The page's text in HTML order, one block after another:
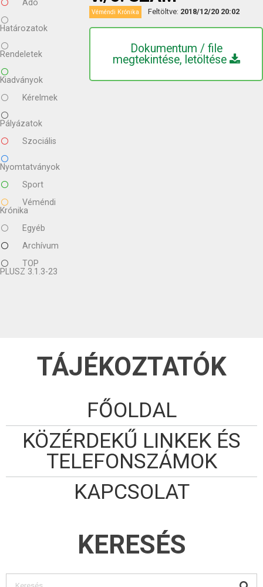
Adó
Határozatok
Rendeletek
Kiadványok
Kérelmek
Pályázatok
Szociális
Nyomtatványok
Sport
Véméndi
Krónika
Egyéb
Archívum
TOP
PLUSZ 3.1.3-23
Véméndi Krónika Feltöltve: 2018/12/20 20:02
Dokumentum / file
megtekintése, letöltése
TÁJÉKOZTATÓK
FŐOLDAL
KÖZÉRDEKŰ LINKEK ÉS
TELEFONSZÁMOK
KAPCSOLAT
KERESÉS